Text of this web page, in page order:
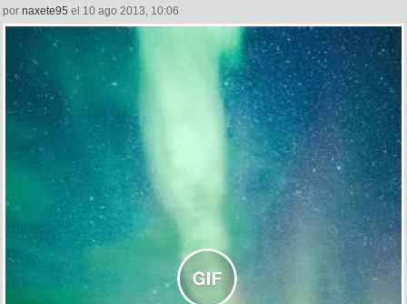
por naxete95 el 10 ago 2013, 10:06